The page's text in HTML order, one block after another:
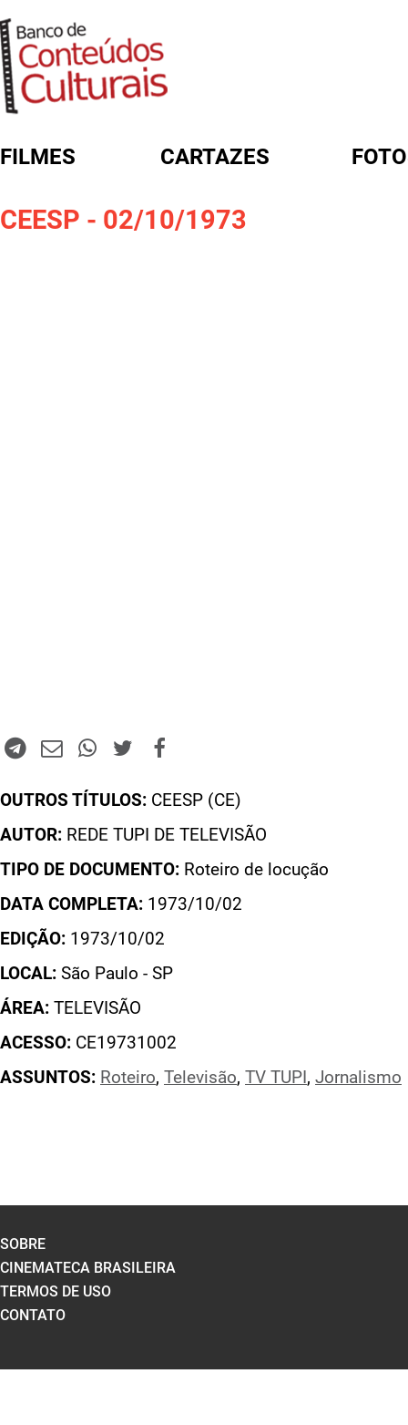
FILMES CARTAZES
CEESP - 02/10/1973
OUTROS TÍTULOS: CEESP (CE)
AUTOR: REDE TUPI DE TELEVISÃO
TIPO DE DOCUMENTO: Roteiro de locução
DATA COMPLETA: 1973/10/02
EDIÇÃO: 1973/10/02
LOCAL: São Paulo - SP
ÁREA: TELEVISÃO
ACESSO: CE19731002
ASSUNTOS: Roteiro, Televisão, TV TUPI , Jornalismo
FORMULÁRIO DE BUSCA
SOBRE
CINEMATECA BRASILEIRA
TERMOS DE USO
CONTATO